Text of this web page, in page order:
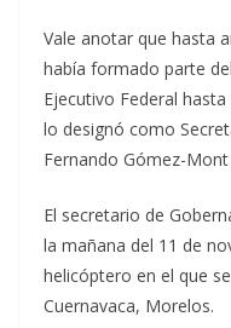
Vale anotar que hasta
había formado parte
Ejecutivo Federal
lo designó como
Fernando Gómez-
El secretario de
la mañana del 11 de
helicóptero en el que
Cuernavaca, Morelos.